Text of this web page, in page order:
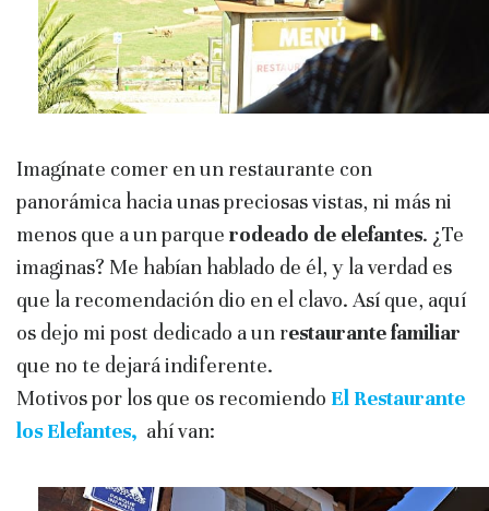
Imagínate comer en un restaurante con
panorámica hacia unas preciosas vistas, ni más ni
menos que a un parque rodeado de elefantes. ¿Te
imaginas? Me habían hablado de él, y la verdad es
que la recomendación dio en el clavo. Así que, aquí
os dejo mi post dedicado a un restaurante familiar
que no te dejará indiferente.
Motivos por los que os recomiendo El Restaurante
los Elefantes, ahí van: